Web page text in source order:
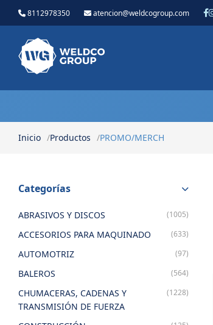
8112978350 atencion@weldcogroup.com
Inicio Productos PROMO/MERCH
Categorías
ABRASIVOS Y DISCOS (1005)
ACCESORIOS PARA MAQUINADO (633)
AUTOMOTRIZ (97)
BALEROS (564)
CHUMACERAS, CADENAS Y
TRANSMISIÓN DE FUERZA
(1228)